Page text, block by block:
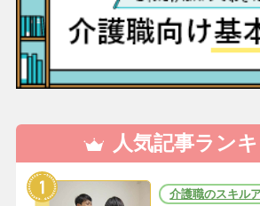
人気記事ラン
介護職のスキル